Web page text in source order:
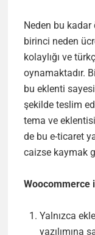
Neden bu kadar
birinci neden
kolaylığı ve
oynamaktadır.
bu eklenti
şekilde teslim
tema ve
de bu e-ticaret
caizse kaymak
Woocommerce
Yalnızca
yazılımına